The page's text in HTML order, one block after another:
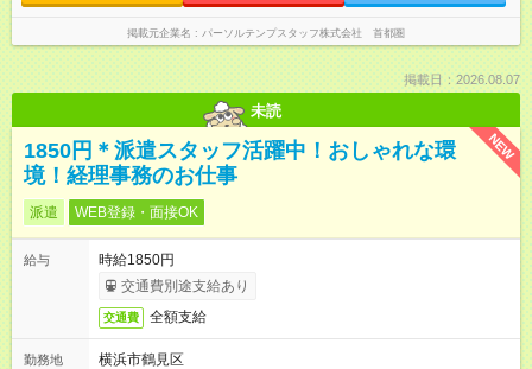
掲載元企業名 パーソルテンプスタッフ株式会社 首都圏
掲載日：2026.08.07
未読
NEW
1850円＊派遣スタッフ活躍中！おしゃれな環
境！経理事務のお仕事
派遣 WEB登録・面接OK
給与
時給1850円
交通費別途支給あり
交通費 全額支給
勤務地
横浜市鶴見区